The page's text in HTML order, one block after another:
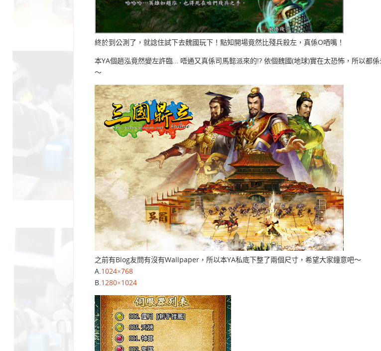
終於到公測了，就諗住試下去魏國玩下！點知開場竟然比殘兵殺左，真係O哂嘴！
本YA個趙泓竟然變左許臨… 唔通又真係司馬懿派來的!? 依個魏國(地球)實在太恐怖，所以都
～
之前有Blog友問有沒有Wallpaper，所以本YA私底下整了兩個尺寸，希望大家鐘意吧～
A. 1024×768
B. 1280×1024